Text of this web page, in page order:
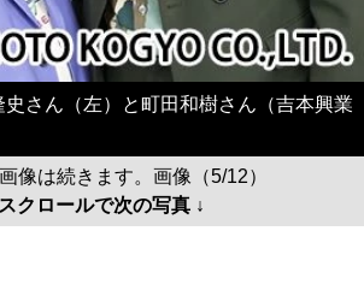
さん（左）と町田和樹さん（吉本興業
像は続きます。画像（5/12）
クロールで次の写真 ↓